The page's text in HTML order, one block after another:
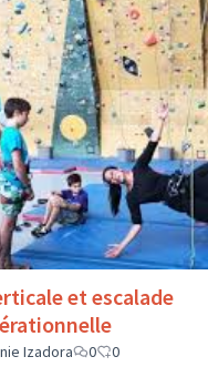
et escalade
Izadora
0 0